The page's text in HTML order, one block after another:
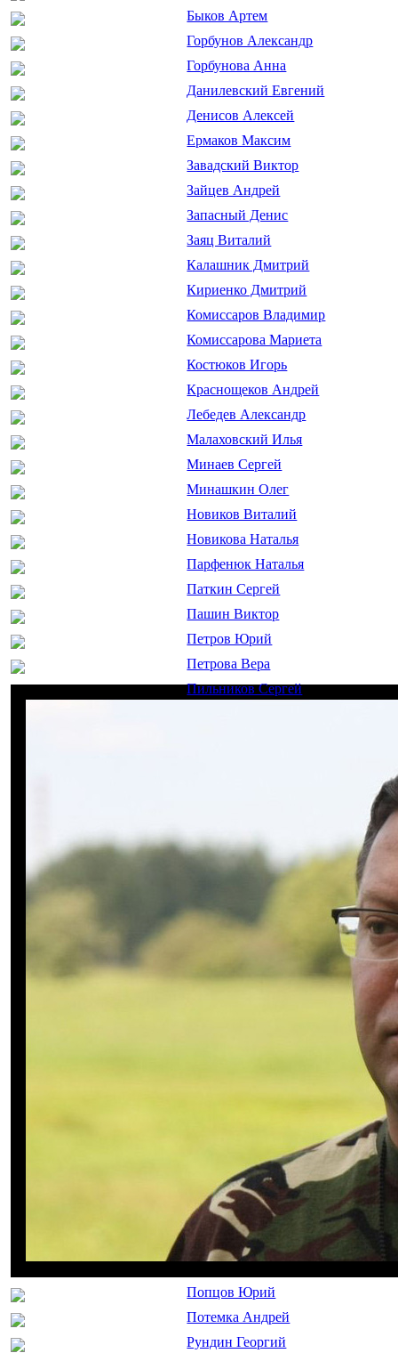
Быков Артем
Горбунов Александр
Горбунова Анна
Данилевский Евгений
Денисов Алексей
Ермаков Максим
Завадский Виктор
Зайцев Андрей
Запасный Денис
Заяц Виталий
Калашник Дмитрий
Кириенко Дмитрий
Комиссаров Владимир
Комиссарова Мариета
Костюков Игорь
Краснощеков Андрей
Лебедев Александр
Малаховский Илья
Минаев Сергей
Минашкин Олег
Новиков Виталий
Новикова Наталья
Парфенюк Наталья
Паткин Сергей
Пашин Виктор
Петров Юрий
Петрова Вера
Пильников Сергей
Попцов Юрий
Потемка Андрей
Рундин Георгий